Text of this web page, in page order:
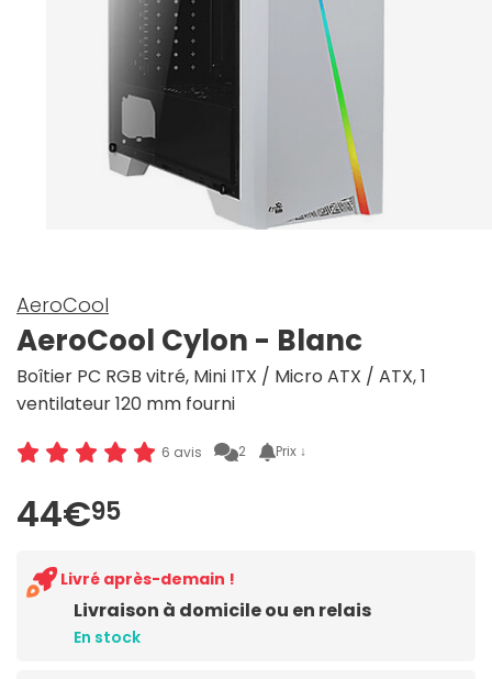
AeroCool
AeroCool Cylon - Blanc
Boîtier PC RGB vitré, Mini ITX / Micro ATX / ATX, 1
ventilateur 120 mm fourni
6 avis 2 Prix ↓
44€95
Livraison à domicile ou en relais
En stock
Livré après-demain !